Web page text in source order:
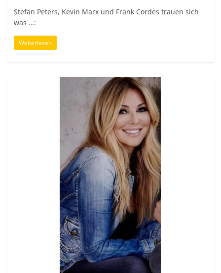
Stefan Peters, Kevin Marx und Frank Cordes trauen sich
was …:
Weiterlesen